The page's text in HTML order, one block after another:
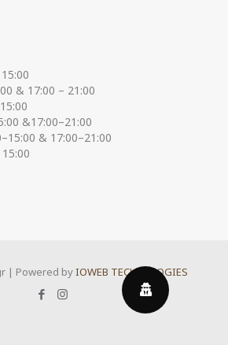
& 17:00 – 21:00
&17:00–21:00
& 17:00–21:00
| Powered byIOWEB TECHNOLOGIES